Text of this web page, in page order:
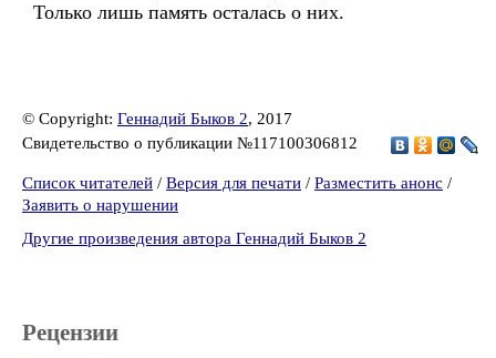
Только лишь память осталась о них.
© Copyright: Геннадий Быков 2, 2017
Свидетельство о публикации №117100306812
Список читателей / Версия для печати / Разместить анонс /
Заявить о нарушении
Другие произведения автора Геннадий Быков 2
Рецензии